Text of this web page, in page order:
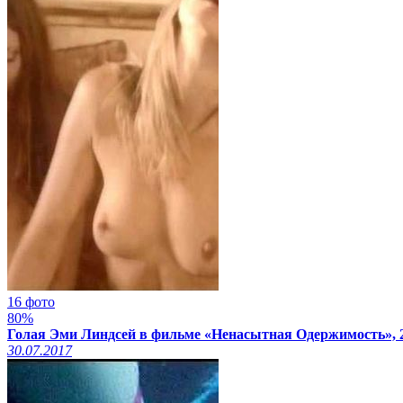
16 фото
80%
Голая Эми Линдсей в фильме «Ненасытная Одержимость»,
30.07.2017